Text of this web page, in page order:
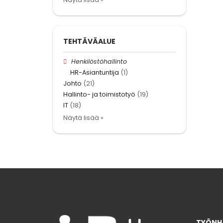
TEHTÄVÄALUE
Henkilöstöhallinto
HR-Asiantuntija (1)
Johto (21)
Hallinto- ja toimistotyö (19)
IT (18)
Näytä lisää »